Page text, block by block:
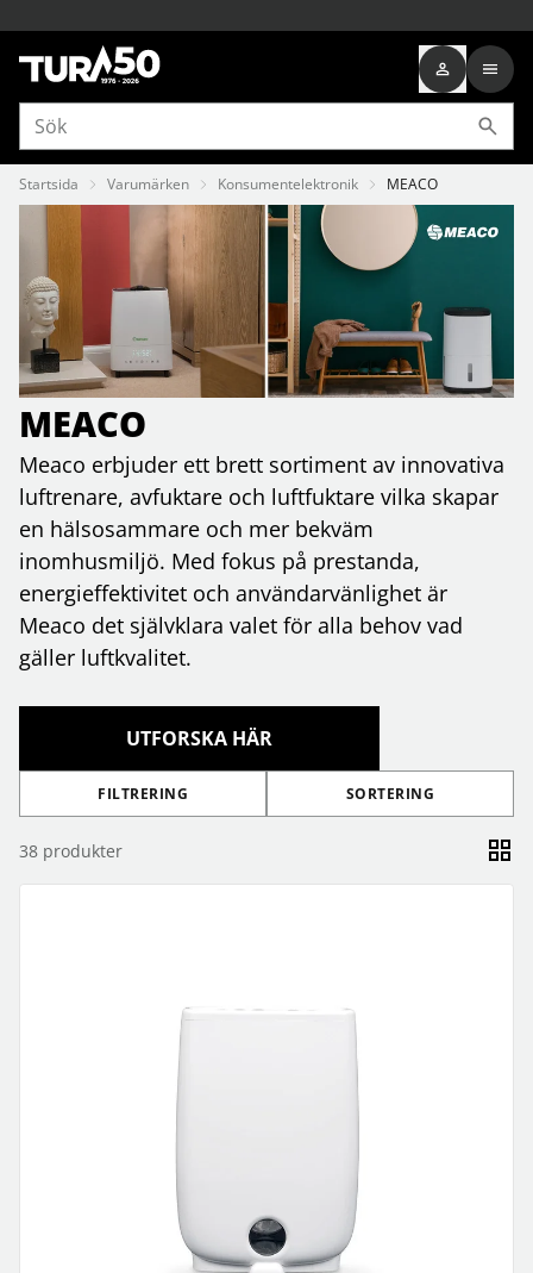
Startsida Varumärken Konsumentelektronik MEACO
MEACO
Meaco erbjuder ett brett sortiment av innovativa
luftrenare, avfuktare och luftfuktare vilka skapar
en hälsosammare och mer bekväm
inomhusmiljö. Med fokus på prestanda,
energieffektivitet och användarvänlighet är
Meaco det självklara valet för alla behov vad
gäller luftkvalitet.
UTFORSKA HÄR
FILTRERING SORTERING
38 produkter